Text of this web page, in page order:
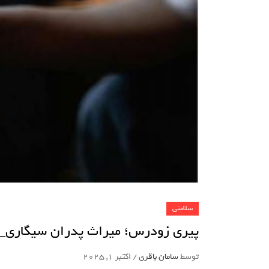
سلامتی
پیری زودرس؛ میراث پدران
توسطسامان باقری/ اکتبر 1, 2025